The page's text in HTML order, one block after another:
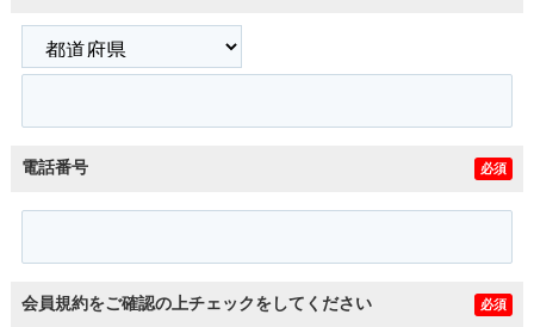
電話番号 必須
会員規約をご確認の上チェックをしてください 必須